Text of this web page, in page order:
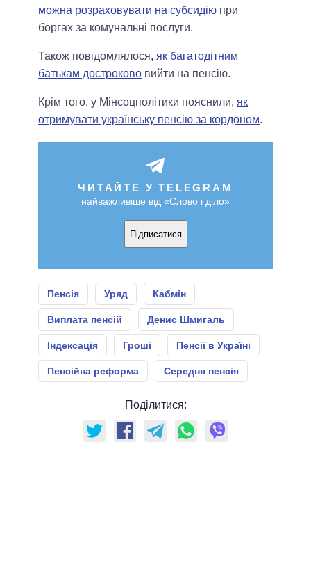
можна розраховувати на субсидію при
боргах за комунальні послуги.
Також повідомлялося, як багатодітним
батькам достроково вийти на пенсію.
Крім того, у Мінсоцполітики пояснили, як
отримувати українську пенсію за кордоном.
ЧИТАЙТЕ У TELEGRAM
найважливіше від «Слово і діло»
Підписатися
Пенсія Уряд Кабмін
Виплата пенсій Денис Шмигаль
Індексація Гроші Пенсії в Україні
Пенсійна реформа Середня пенсія
Поділитися: